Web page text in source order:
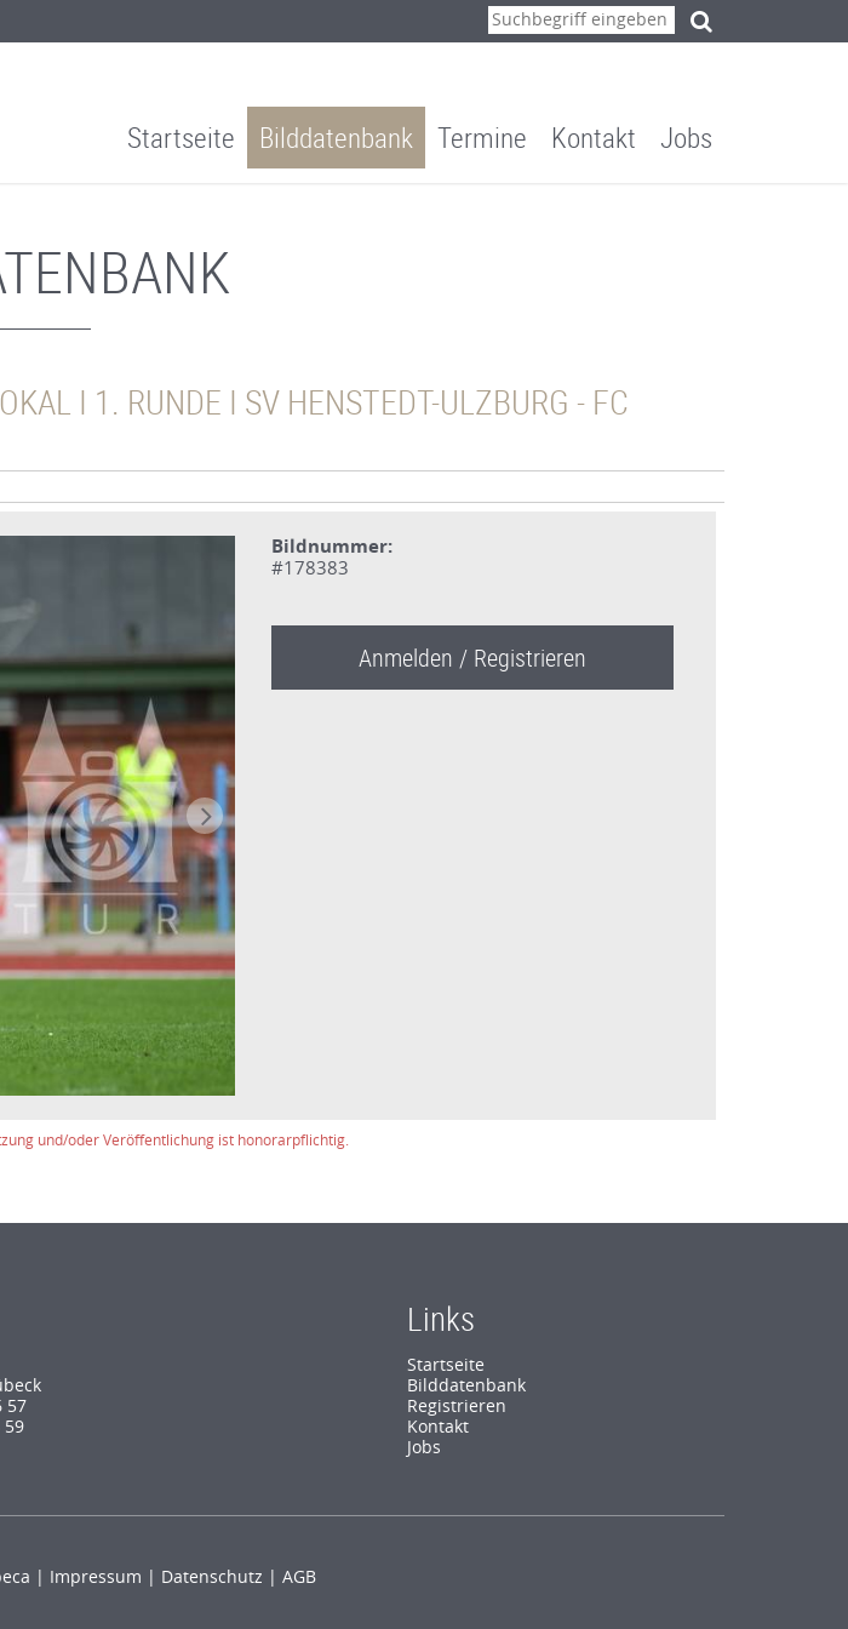
überspringen
Startseite Bilddatenbank Termine Kontakt Jobs
I 1. RUNDE I SV HENSTEDT-ULZBURG - FC V
Bildnummer:
#178383
Anmelden / Registrieren
und/oder Veröffentlichung ist honorarpflichtig.
57
59
Links
Startseite
Bilddatenbank
Registrieren
Kontakt
Jobs
| Impressum Datenschutz AGB